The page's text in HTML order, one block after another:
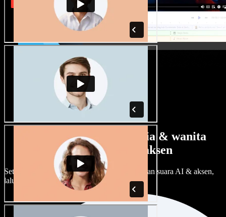
Banyak pilihan suara pria & wanita
dengan berbagai aksen
Setiap proyek bisa terdengar beda. Pilih ratusan suara AI & aksen,
lalu sesuaikan sesuka Anda.